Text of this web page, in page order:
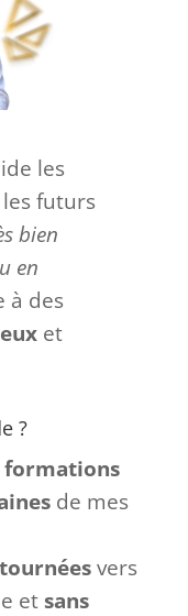
les
futurs
bien
en
à des
et
?
formations
de mes
tournéesvers
et sans